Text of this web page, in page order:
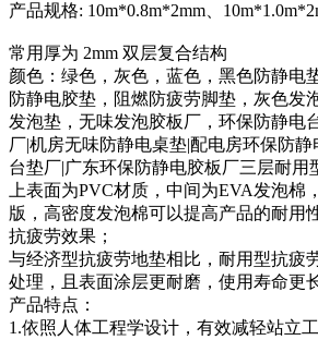
产品规格: 10m*0.8m*2mm、
常用厚为 2mm 双层复合结构
颜色：绿色，灰色，蓝色，黑色防静电
防静电胶垫，阻燃防疲劳脚垫，灰色发
发泡垫，无味发泡胶板厂，环保防静电
厂|机房无味防静电桌垫|配电房环保防
台垫厂|广东环保防静电胶板厂三层耐用
上表面为PVC材质，中间为EVA发泡棉
版，高密度发泡棉可以提高产品的耐用
抗疲劳效果；
与经济型抗疲劳地垫相比，耐用型抗疲
处理，且表面涂层更耐磨，使用寿命更
产品特点：
1.依照人体工程学设计，有效减轻站立